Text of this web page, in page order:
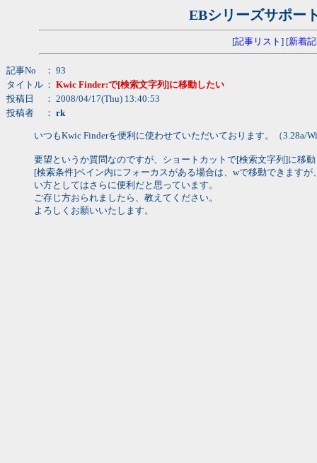
EBシリーズサポー
[記事リスト ] [新着
記事No
： 93
タイトル ： Kwic Finder:で[検索文字列]に移動したい
投稿日
： 2008/04/17(Thu) 13:40:53
投稿者
： rk
いつもKwic Finderを便利に使わせていただいております。（3.28a/
要望というか質問なのですが、ショートカットで[検索文字列]に移
[検索条件]ペイン内にフォーカスがある場合は、wで移動できます
い方としてはさらに便利だと思っています。
ご存じ方おられましたら、教えてください。
よろしくお願いいたします。